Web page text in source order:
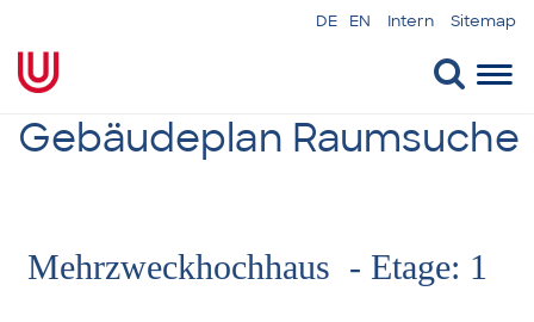
DE EN Intern Sitemap
Gebäudeplan Raumsuche
Mehrzweckhochhaus - Etage: 1